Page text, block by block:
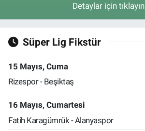
Detaylar için tıklayın
Süper Lig Fikstür
15 Mayıs, Cuma
Rizespor - Beşiktaş
16 Mayıs, Cumartesi
Fatih Karagümrük - Alanyaspor